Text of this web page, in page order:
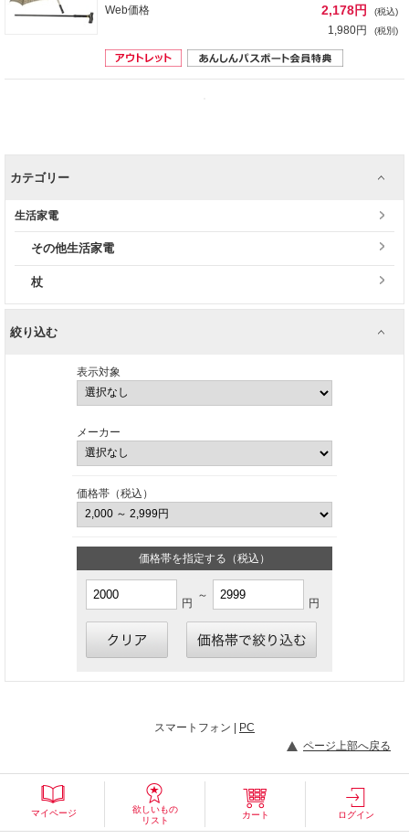
Web価格
2,178円 (税込)
1,980円 (税別)
カテゴリー
生活家電
その他生活家電
杖
絞り込む
表示対象
メーカー
価格帯（税込）
価格帯を指定する（税込）
円
～
円
スマートフォン | PC
ページ上部へ戻る
マイページ
欲しいもの
リスト
カート ログイン